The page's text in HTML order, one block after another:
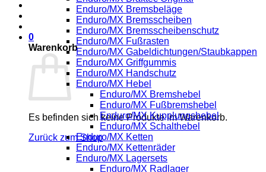
0
Warenkorb
Es befinden sich keine Produkte im Warenkorb.
Zurück zum Shop
Enduro/MX Bremsbeläge
Enduro/MX Bremsscheiben
Enduro/MX Bremsscheibenschutz
Enduro/MX Fußrasten
Enduro/MX Gabeldichtungen/Staubkappen
Enduro/MX Griffgummis
Enduro/MX Handschutz
Enduro/MX Hebel
Enduro/MX Bremshebel
Enduro/MX Fußbremshebel
Enduro/MX Kupplungshebel
Enduro/MX Schalthebel
Enduro/MX Ketten
Enduro/MX Kettenräder
Enduro/MX Lagersets
Enduro/MX Radlager